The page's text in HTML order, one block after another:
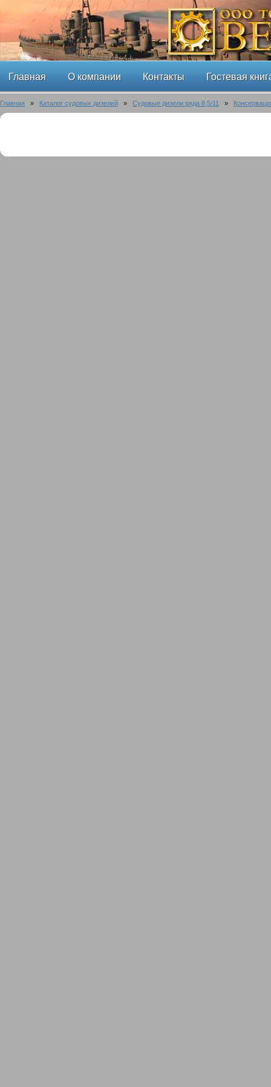
Главная О компании Контакты Гостевая
Главная » Каталог судовых дизелей » Судовые дизели ряда 8,5/11 »